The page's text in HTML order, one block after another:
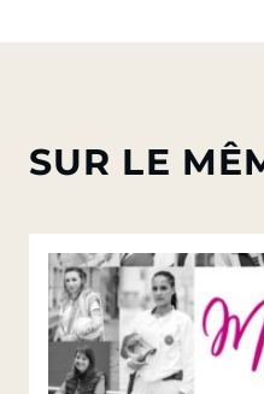
SUR LE